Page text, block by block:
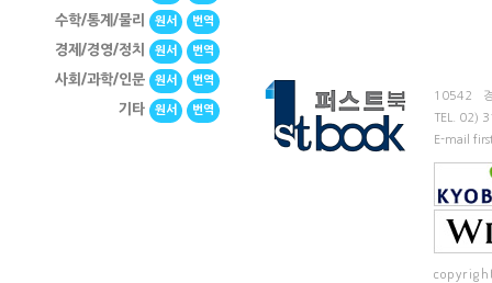
수학/통계/물리 원서 번역
경제/경영/정치 원서 번역
사회/과학/인문 원서 번역
기타 원서 번역
10542
TEL.
02)
E-mail